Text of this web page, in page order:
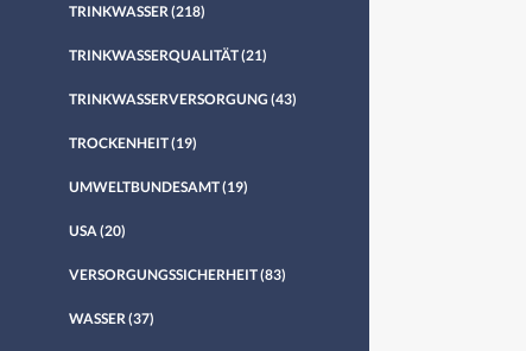
TRINKWASSER (218)
TRINKWASSERQUALITÄT(21)
TRINKWASSERVERSORGUNG (43)
TROCKENHEIT(19)
UMWELTBUNDESAMT(19)
USA (20)
VERSORGUNGSSICHERHEIT(83)
WASSER (37)